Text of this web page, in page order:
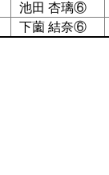
池田 杏璃⑥
下薗 結奈⑥